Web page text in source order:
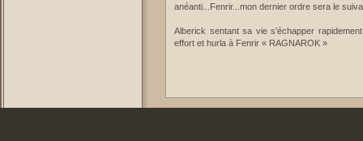
anéanti...Fenrir...mon dernier ordre sera le
Alberick sentant sa vie s’échapper
effort et hurla à Fenrir « RAGNAROK »